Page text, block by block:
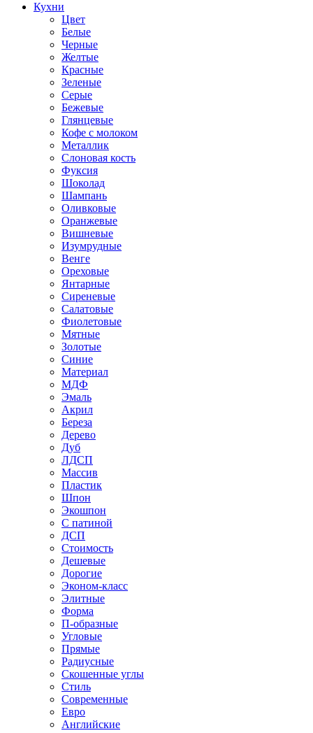
Кухни
Цвет
Белые
Черные
Желтые
Красные
Зеленые
Серые
Бежевые
Глянцевые
Кофе с молоком
Металлик
Слоновая кость
Фуксия
Шоколад
Шампань
Оливковые
Оранжевые
Вишневые
Изумрудные
Венге
Ореховые
Янтарные
Сиреневые
Салатовые
Фиолетовые
Мятные
Золотые
Синие
Материал
МДФ
Эмаль
Акрил
Береза
Дерево
Дуб
ЛДСП
Массив
Пластик
Шпон
Экошпон
С патиной
ДСП
Стоимость
Дешевые
Дорогие
Эконом-класс
Элитные
Форма
П-образные
Угловые
Прямые
Радиусные
Скошенные углы
Стиль
Современные
Евро
Английские